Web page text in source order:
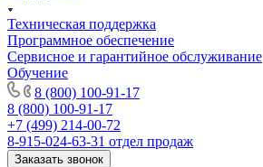
Техническая поддержка
Программное обеспечение
Сервисное и гарантийное обслуживание
Обучение
8 (800) 100-91-17
8 (800) 100-91-17
+7 (499) 214-00-72
8-915-024-63-31 отдел продаж
Заказать звонок